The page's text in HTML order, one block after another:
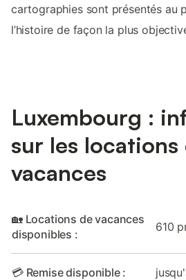
cartographies sont présentés au
l’histoire de façon la plus
Luxembourg :
sur les locations
vacances
🏡 Locations de vacances
disponibles :
610
💳 Remise disponible :